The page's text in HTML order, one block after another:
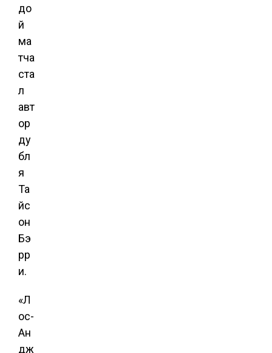
до
й
ма
тча
ста
л
авт
ор
ду
бл
я
Та
йс
он
Бэ
рр
и.
«Л
ос-
Ан
дж